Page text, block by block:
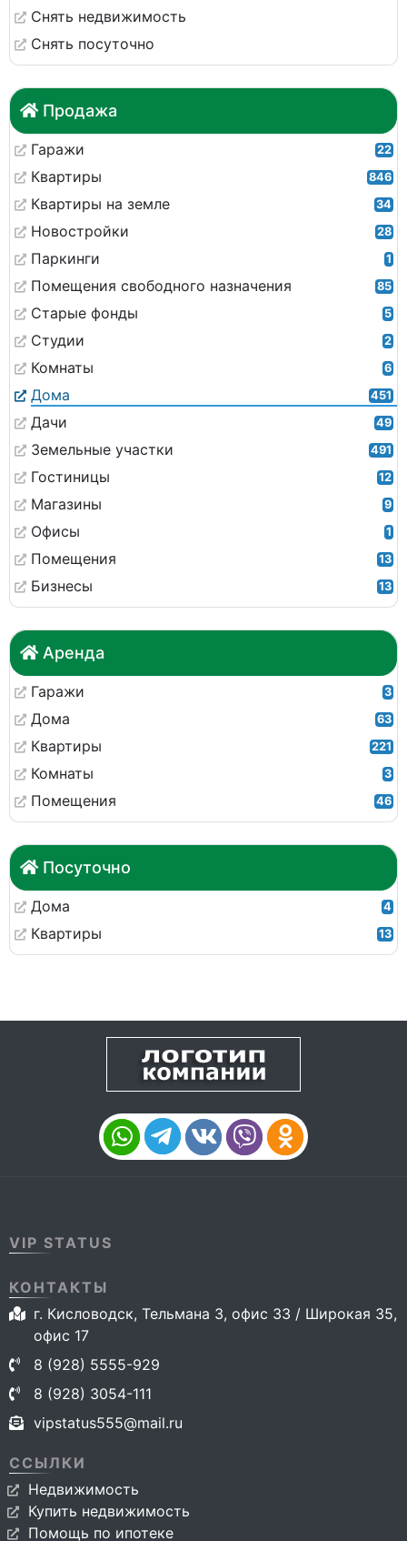
Снять недвижимость
Снять посуточно
Продажа
Гаражи 22
Квартиры 846
Квартиры на земле 34
Новостройки 28
Паркинги 1
Помещения свободного назначения 85
Старые фонды 5
Студии 2
Комнаты 6
Дома 451
Дачи 49
Земельные участки 491
Гостиницы 12
Магазины 9
Офисы 1
Помещения 13
Бизнесы 13
Аренда
Гаражи 3
Дома 63
Квартиры 221
Комнаты 3
Помещения 46
Посуточно
Дома 4
Квартиры 13
VIP STATUS
КОНТАКТЫ
г. Кисловодск, Тельмана 3, офис 33 / Широкая 35,
офис 17
8 (928) 5555-929
8 (928) 3054-111
vipstatus555@mail.ru
ССЫЛКИ
Недвижимость
Купить недвижимость
Помощь по ипотеке